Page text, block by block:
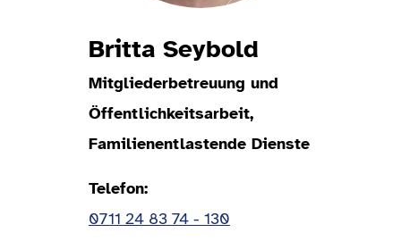
Britta Seybold
Mitgliederbetreuung und
Öffentlichkeitsarbeit,
Familienentlastende Dienste
Telefon
0711 24 83 74 - 130